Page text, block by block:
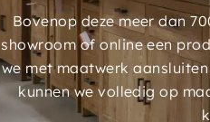
Bovenop deze meer dan
showroom of online een
we met maatwerk
kunnen we volledig op